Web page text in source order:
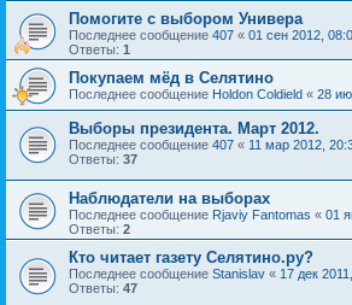
Помогите с выбором Универа
Последнее сообщение 407 « 01 сен 2012,
Ответы: 1
Покупаем мёд в Селятино
Последнее сообщение Holdon Coldield « 28
Выборы президента. Март 2012.
Последнее сообщение 407 « 11 мар 2012,
Ответы: 37
Наблюдатели на выборах
Последнее сообщение Rjaviy Fantomas « 01
Ответы: 2
Кто читает газету Селятино.ру?
Последнее сообщение Stanislav « 17 дек
Ответы: 47